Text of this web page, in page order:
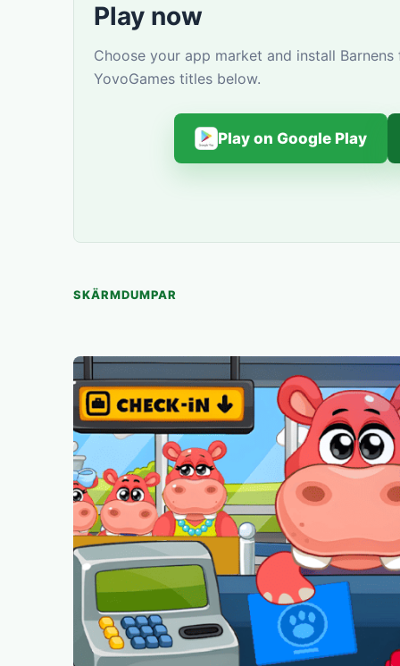
Play now
Choose your app market and install
YovoGames titles below.
Play on Google Play
SKÄRMDUMPAR